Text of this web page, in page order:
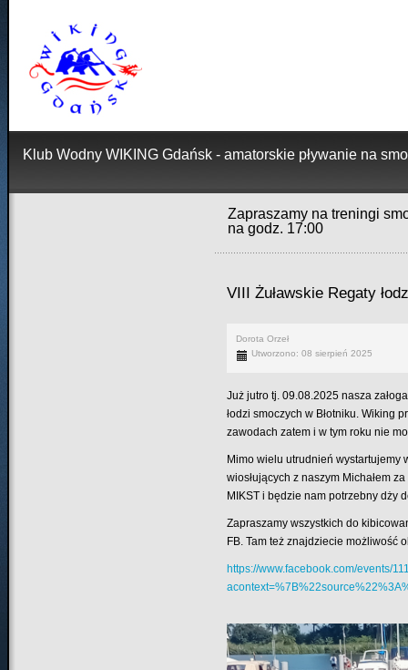
Klub Wodny WIKING Gdańsk - amatorskie pływanie na
Zapraszamy na treningi
na godz. 17:00
VIII Żuławskie Regaty
Dorota Orzeł
Utworzono: 08 sierpień 2025
Już jutro tj. 09.08.2025 nasza
łodzi smoczych w Błotniku. Wiking
zawodach zatem i w tym roku nie
Mimo wielu utrudnień wystartujemy
wiosłujących z naszym Michałem
MIKST i będzie nam potrzebny dży
Zapraszamy wszystkich do
FB. Tam też znajdziecie możliwość
https://www.facebook.com/events/